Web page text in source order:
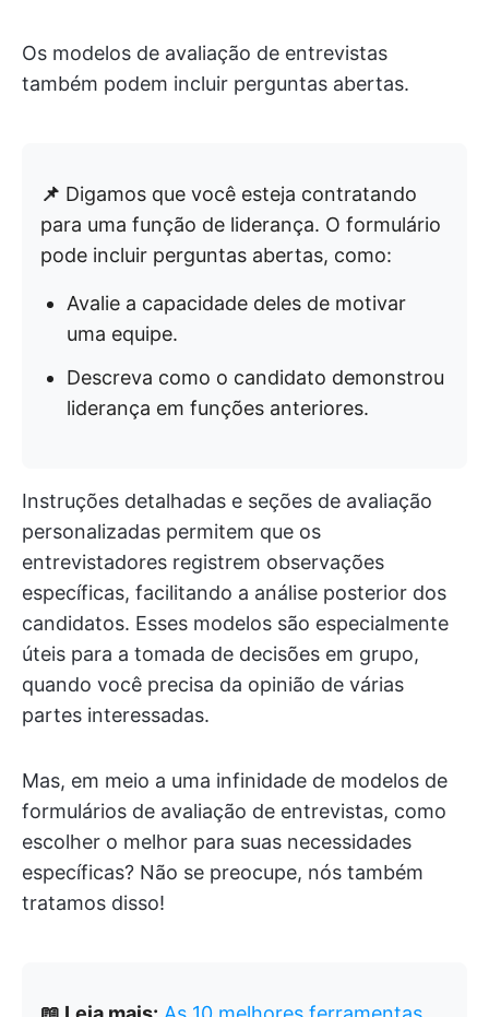
Os modelos de avaliação de entrevistas
também podem incluir perguntas abertas.
📌 Digamos que você esteja contratando
para uma função de liderança. O formulário
pode incluir perguntas abertas, como:
Avalie a capacidade deles de motivar
uma equipe.
Descreva como o candidato demonstrou
liderança em funções anteriores.
Instruções detalhadas e seções de avaliação
personalizadas permitem que os
entrevistadores registrem observações
específicas, facilitando a análise posterior dos
candidatos. Esses modelos são especialmente
úteis para a tomada de decisões em grupo,
quando você precisa da opinião de várias
partes interessadas.
Mas, em meio a uma infinidade de modelos de
formulários de avaliação de entrevistas, como
escolher o melhor para suas necessidades
específicas? Não se preocupe, nós também
tratamos disso!